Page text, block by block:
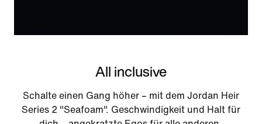
All inclusive
Schalte einen Gang höher – mit dem Jordan Heir
Series 2 "Seafoam". Geschwindigkeit und Halt für